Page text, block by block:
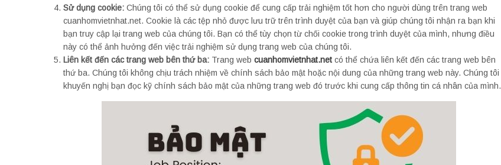
Sử dụng cookie: Chúng tôi có thể sử dụng cookie để cung cấp trải nghiệm tốt hơn cho người dùng trên trang web
cuanhomvietnhat.net. Cookie là các tệp nhỏ được lưu trữ trên trình duyệt của bạn và giúp chúng tôi nhận ra bạn khi
bạn truy cập lại trang web của chúng tôi. Bạn có thể tùy chọn từ chối cookie trong trình duyệt của mình, nhưng điều
này có thể ảnh hưởng đến việc trải nghiệm sử dụng trang web của chúng tôi.
Liên kết đến các trang web bên thứ ba: Trang web cuanhomvietnhat.net có thể chứa liên kết đến các trang web bên
thứ ba. Chúng tôi không chịu trách nhiệm về chính sách bảo mật hoặc nội dung của những trang web này. Chúng tôi
khuyến nghị bạn đọc kỹ chính sách bảo mật của những trang web đó trước khi cung cấp thông tin cá nhân của mình.